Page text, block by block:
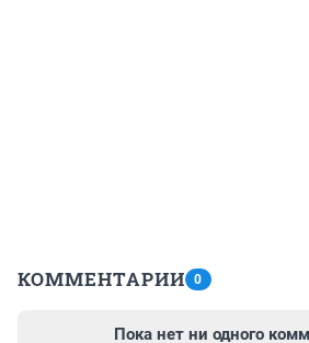
КОММЕНТАРИИ 0
Пока нет ни одного